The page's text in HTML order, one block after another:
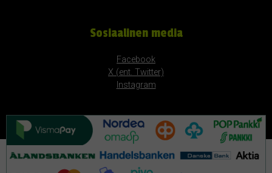
Sosiaalinen media
Facebook
X (ent. Twitter)
Instagram